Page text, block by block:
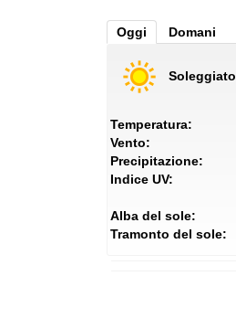
Oggi Domani
Soleggiato
Temperatura:
Vento:
Precipitazione:
Indice UV:
Alba del sole:
Tramonto del sole: